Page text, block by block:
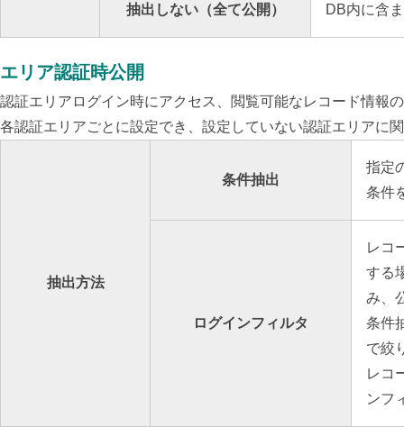
抽出しない（全て公開） DB内に含
エリア認証時公開
認証エリアログイン時にアクセス、閲覧可能なレコード情報
各認証エリアごとに設定でき、設定していない認証エリアに
抽出方法
条件抽出
指定
条件
ログインフィルタ
レコ
する
み、
条件
で絞
レコ
ンフ